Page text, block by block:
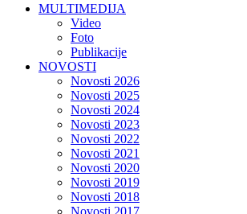
MULTIMEDIJA
Video
Foto
Publikacije
NOVOSTI
Novosti 2026
Novosti 2025
Novosti 2024
Novosti 2023
Novosti 2022
Novosti 2021
Novosti 2020
Novosti 2019
Novosti 2018
Novosti 2017